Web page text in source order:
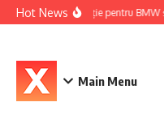
Skip to content
Hot NewsNavigație pentru BMW
Main Menu